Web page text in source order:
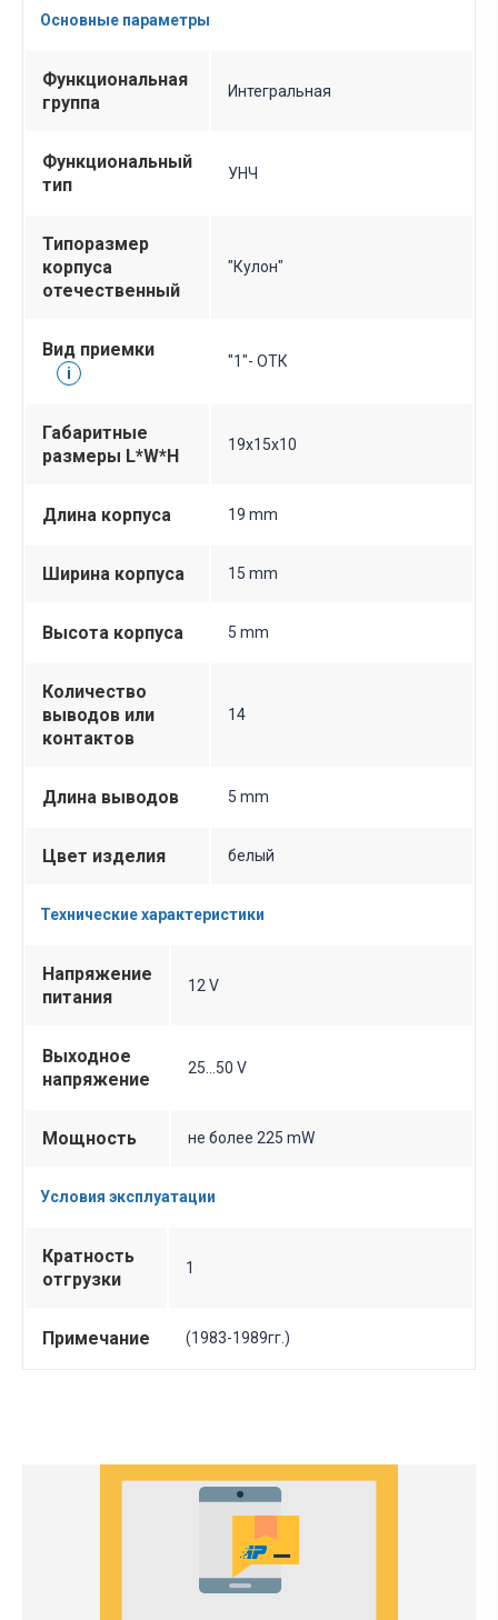
Основные параметры
Функциональная
группа
Интегральная
Функциональный
тип
УНЧ
Типоразмер
корпуса
отечественный
"Кулон"
Вид приемки
i
"1"- ОТК
Габаритные
размеры L*W*H
19х15х10
Длина корпуса 19 mm
Ширина корпуса 15 mm
Высота корпуса 5 mm
Количество
выводов или
контактов
14
Длина выводов 5 mm
Цвет изделия белый
Технические характеристики
Напряжение
питания
12 V
Выходное
напряжение
25...50 V
Мощность не более 225 mW
Условия эксплуатации
Кратность
отгрузки
1
Примечание (1983-1989гг.)